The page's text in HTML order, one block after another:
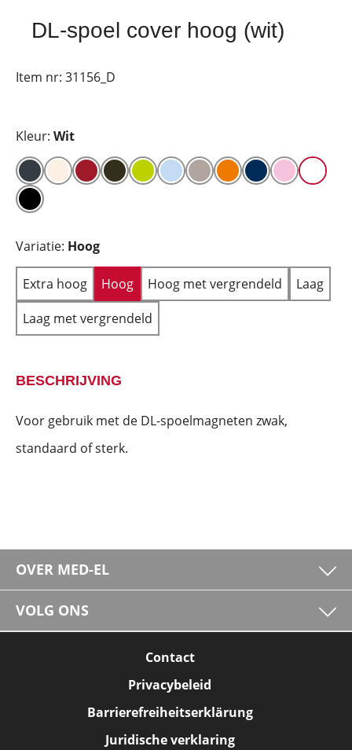
DL-spoel cover hoog (wit)
Item nr: 31156_D
Kleur: Wit
Variatie: Hoog
Extra hoog Hoog Hoog met vergrendeld
Laag
Laag met vergrendeld
BESCHRIJVING
Voor gebruik met de DL-spoelmagneten zwak,
standaard of sterk.
OVER MED-EL
VOLG ONS
Contact
Privacybeleid
Barrierefreiheitserklärung
Juridische verklaring